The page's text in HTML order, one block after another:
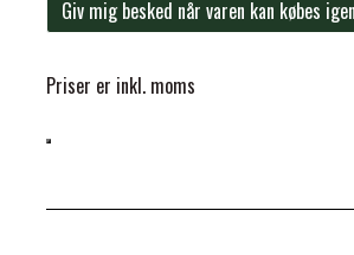
Giv mig besked når varen kan købes igen
Priser er inkl. moms